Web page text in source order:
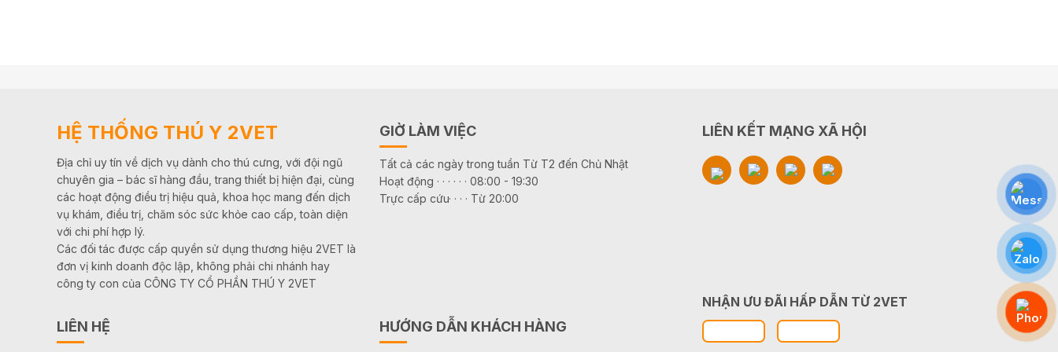
HỆ THỐNG THÚ Y 2VET
Địa chỉ uy tín về dịch vụ dành cho thú cưng, với đội ngũ
chuyên gia – bác sĩ hàng đầu, trang thiết bị hiện đại, cùng
các hoạt động điều trị hiệu quả, khoa học mang đến dịch
vụ khám, điều trị, chăm sóc sức khỏe cao cấp, toàn diện
với chi phí hợp lý.
Các đối tác được cấp quyền sử dụng thương hiệu 2VET là
đơn vị kinh doanh độc lập, không phải chi nhánh hay
công ty con của CÔNG TY CỔ PHẦN THÚ Y 2VET
GIỜ LÀM VIỆC
Tất cả các ngày trong tuần Từ T2 đến Chủ Nhật
Hoạt động · · · · · · 08:00 - 19:30
Trực cấp cứu· · · · Từ 20:00
LIÊN KẾT MẠNG XÃ HỘI
LIÊN HỆ HƯỚNG DẪN KHÁCH HÀNG
NHẬN ƯU ĐÃI HẤP DẪN TỪ 2VET